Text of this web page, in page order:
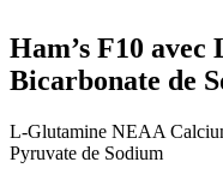
Ham’s F10
Bicarbonate de
L-Glutamine NEAA
Pyruvate de Sodium